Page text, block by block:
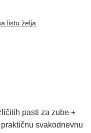
listu želja
pasti za zube +
svakodnevnu